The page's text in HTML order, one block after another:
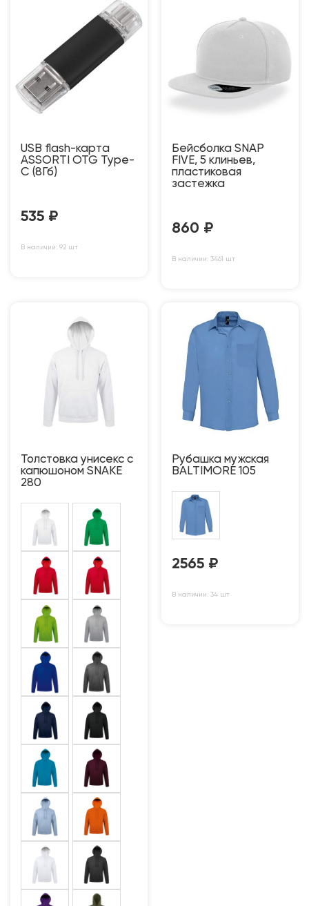
USB flash-карта
ASSORTI OTG Type-
C (8Гб)
535 ₽
В наличии: 92 шт
Бейсболка SNAP
FIVE, 5 клиньев,
пластиковая
застежка
860 ₽
В наличии: 3461 шт
Толстовка унисекс с
капюшоном SNAKE
280
Рубашка мужская
BALTIMORE 105
2565 ₽
В наличии: 34 шт